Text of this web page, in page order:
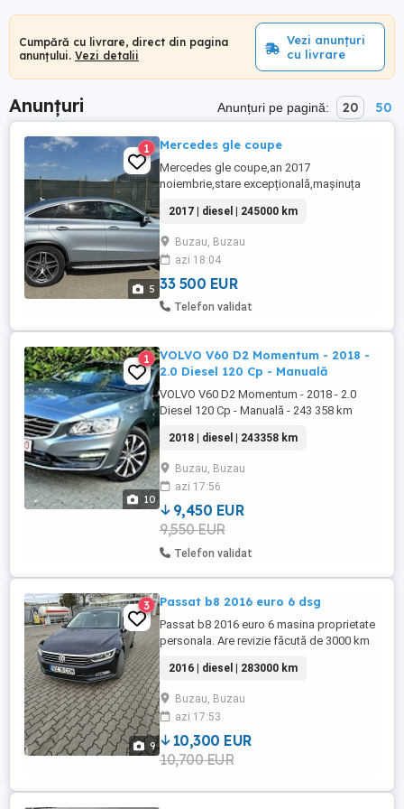
Cumpără cu livrare, direct din pagina
anunțului. Vezi detalii
Vezi anunțuri
cu livrare
Anunțuri Anunțuri pe pagină: 20 50
5
1 Mercedes gle coupe
Mercedes gle coupe,an 2017
noiembrie,stare excepțională,mașinuța
documentele cu tot ce am investit în ea!!
2017 | diesel | 245000 km
Buzau, Buzau
azi 18:04
33 500 EUR
Telefon validat
10
1
VOLVO V60 D2 Momentum - 2018 -
2.0 Diesel 120 Cp - Manuală
VOLVO V60 D2 Momentum - 2018 - 2.0
Diesel 120 Cp - Manuală - 243 358 km
familie sau drumuri lungi, cu design
elegant și practic. Țară proveniență Belgia
Preț: 9450 EURO DOTĂRI: * ABS * ESP *
Sistem Start Stop * Keyless Go *
Climatizare automată pe două ...
2018 | diesel | 243358 km
Buzau, Buzau
azi 17:56
9,450 EUR
9,550 EUR
Telefon validat
9
3 Passat b8 2016 euro 6 dsg
Passat b8 2016 euro 6 masina proprietate
personala. Are revizie făcută de 3000 km
schimbate, flanșe amortizoare ,plăcuțe
fata-spate, volanta schimbata, ulei cutie
viteze. Vopsea originala. Mai multe detalii
la telefon. VARIANTE CU DUSTER 4x4
2016 | diesel | 283000 km
Buzau, Buzau
azi 17:53
10,300 EUR
10,700 EUR